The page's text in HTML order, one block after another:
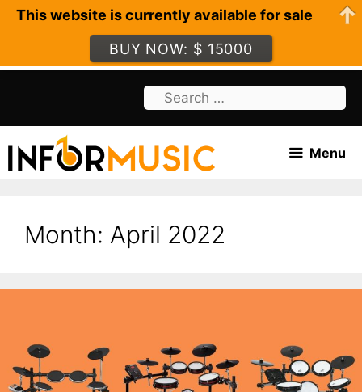
Menu
Month: April 2022
This website is currently available for sale
BUY NOW: $ 15000